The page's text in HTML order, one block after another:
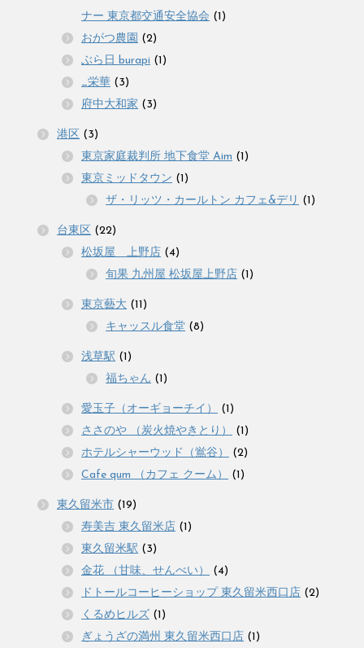
ナー 東京都交通安全協会 (1)
おがつ農園 (2)
ぶら日 burapi (1)
_栄華 (3)
府中大和家 (3)
港区 (3)
東京家庭裁判所 地下食堂 Aim (1)
東京ミッドタウン (1)
ザ・リッツ・カールトン カフェ&デリ (1)
台東区 (22)
松坂屋 上野店 (4)
旬果 九州屋 松坂屋上野店 (1)
東京藝大 (11)
キャッスル食堂 (8)
浅草駅 (1)
福ちゃん (1)
愛玉子（オーギョーチイ）
(1)
ささのや （炭火焼やきとり）
(1)
ホテルシャーウッド（鴬谷）
(2)
Cafe qum （カフェ クーム）
(1)
東久留米市 (19)
寿美吉 東久留米店 (1)
東久留米駅 (3)
金花 （甘味、せんべい）
(4)
ドトールコーヒーショップ 東久留米西口店 (2)
くるめヒルズ (1)
ぎょうざの満州 東久留米西口店 (1)